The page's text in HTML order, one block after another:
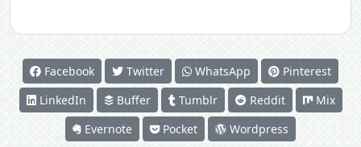
Facebook Twitter WhatsApp
Pinterest
LinkedIn
Buffer Tumblr Reddit
Mix
Evernote
Pocket Wordpress